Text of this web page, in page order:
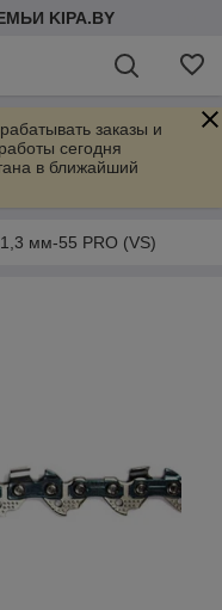
KIPA.BY
заказы и
сегодня
в ближайший
мм-55 PRO (VS)